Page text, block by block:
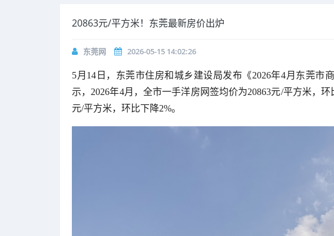
20863元/平方米！东莞最新房价出炉
东莞网 2026-05-15 14:02:26
5月14日，东莞市住房和城乡建设局发布《2026年4月东莞市
示，2026年4月，全市一手洋房网签均价为20863元/平方米，
元/平方米，环比下降2%。